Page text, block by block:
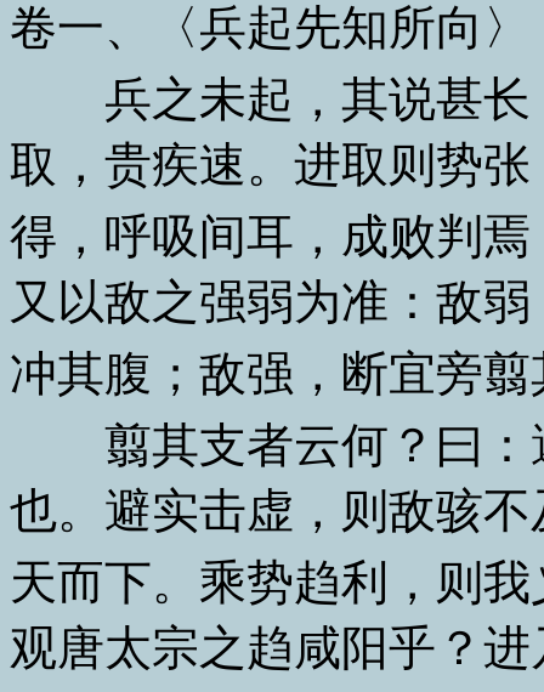
卷一、〈兵起先知所向
兵之未起，其说甚长
取，贵疾速。进取则势
得，呼吸间耳，成败判
又以敌之强弱为准：敌
冲其腹；敌强，断宜旁
翦其支者云何？曰：
也。避实击虚，则敌骇
天而下。乘势趋利，则
观唐太宗之趋咸阳乎？